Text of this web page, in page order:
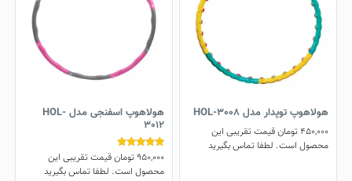
هولاهوپ توپدار مدل HOL-3008
450,000 تومانقیمت تقریبی این
محصول است. لطفا تماس بگیرید
هولاهوپ اسفنجی مدل HOL-
3012
نمره
5.00
از 5
950,000تومانقیمت تقریبی این
محصول است. لطفا تماس بگیرید